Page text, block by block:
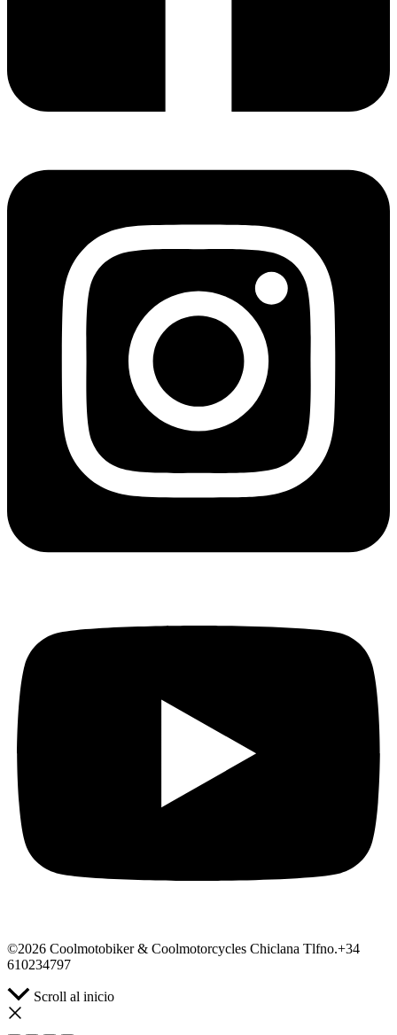
©2026 Coolmotobiker & Coolmotorcycles Chiclana Tlfno.+34
610234797
Scroll al inicio